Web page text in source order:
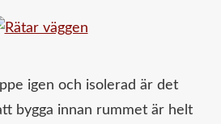
igen och isolerad är det
bygga innan rummet är helt